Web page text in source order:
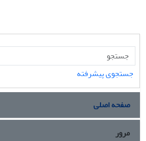
جستجوی پیشرفته
صفحه اصلی
مرور